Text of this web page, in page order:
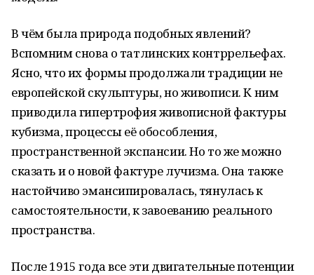
В чём была природа подобных явлений?
Вспомним снова о татлинских контррельефах.
Ясно, что их формы продолжали традиции не
европейской скульптуры, но живописи. К ним
приводила гипертрофия живописной фактуры
кубизма, процессы её обособления,
пространственной экспансии. Но то же можно
сказать и о новой фактуре лучизма. Она также
настойчиво эмансипировалась, тянулась к
самостоятельности, к завоеванию реального
пространства.
После 1915 года все эти двигательные потенции